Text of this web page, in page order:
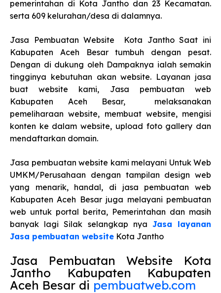
pemerintahan di Kota Jantho dan 23 Kecamatan.
serta 609 kelurahan/desa di dalamnya.
Jasa Pembuatan Website Kota Jantho Saat ini
Kabupaten Aceh Besar tumbuh dengan pesat.
Dengan di dukung oleh Dampaknya ialah semakin
tingginya kebutuhan akan website. Layanan jasa
buat website kami, Jasa pembuatan web
Kabupaten Aceh Besar, melaksanakan
pemeliharaan website, membuat website, mengisi
konten ke dalam website, upload foto gallery dan
mendaftarkan domain.
Jasa pembuatan website kami melayani Untuk Web
UMKM/Perusahaan dengan tampilan design web
yang menarik, handal, di jasa pembuatan web
Kabupaten Aceh Besar juga melayani pembuatan
web untuk portal berita, Pemerintahan dan masih
banyak lagi Silak selangkap nya Jasa layanan
Jasa pembuatan website Kota Jantho
Jasa Pembuatan Website Kota
Jantho Kabupaten Kabupaten
Aceh Besar di pembuatweb.com